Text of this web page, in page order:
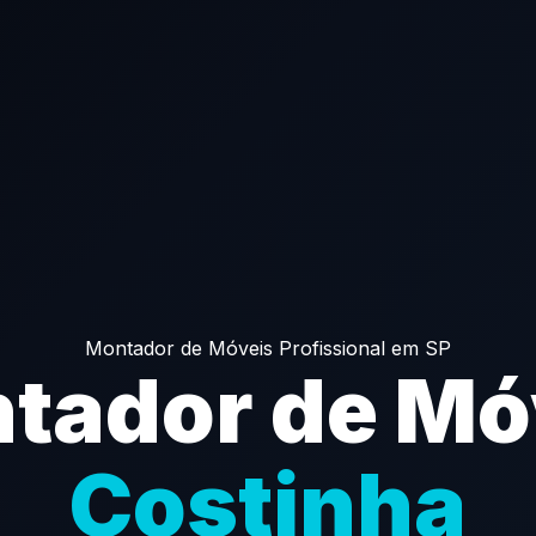
Montador de Móveis Profissional em SP
de
Costinha